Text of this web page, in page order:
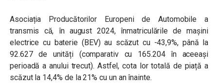
Asociația Producătorilor Europeni de Automobile a
transmis că, în august 2024, înmatriculările de mașini
electrice cu baterie (BEV) au scăzut cu -43,9%, până la
92.627 de unități (comparativ cu 165.204 în aceeași
perioadă a anului trecut). Astfel, cota lor totală de piață a
scăzut la 14,4% de la 21% cu un an înainte.